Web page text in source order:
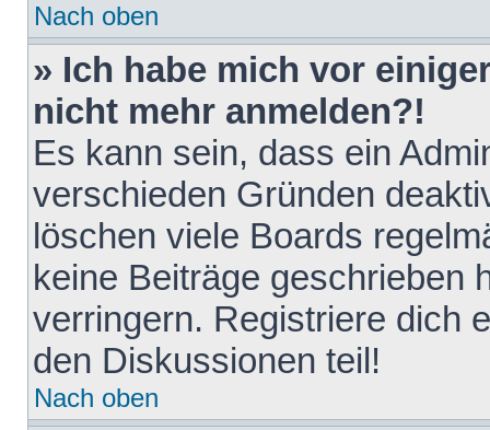
Nach oben
» Ich habe mich vor
nicht mehr anmelden?!
Es kann sein, dass ein
verschieden Gründen
löschen viele Boards
keine Beiträge geschrieben
verringern. Registriere dich
den Diskussionen teil!
Nach oben